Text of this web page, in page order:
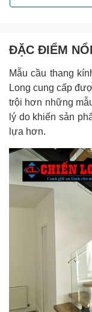
ĐẶC ĐIỂM
Mẫu cầu thang
Long cung cấp
trội hơn những
lý do khiến sản
lựa hơn.